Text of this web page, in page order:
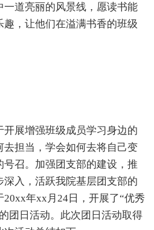
一道亮丽的风景线，愿读书能
，让他们在溢满书香的班级
开展增强班级成员学习身边的
担当，学会如何去将自己变
召。加强团支部的建设，推
入，活跃我院基层团支部的
年xx月24日，开展了“优秀
团日活动。此次团日活动取得